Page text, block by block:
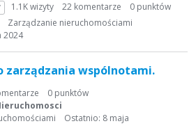
1.1Kwizyty 22 komentarze 0 punktów
2024
Zarządzanie nieruchomościami
zarządzania wspólnotami.
0 punktów
Ostatnio: 8 maja